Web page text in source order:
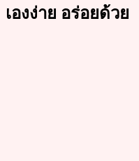
เองง่าย อร่อยด้วย